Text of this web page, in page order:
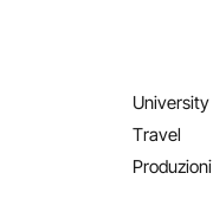
University
Travel
Produzioni